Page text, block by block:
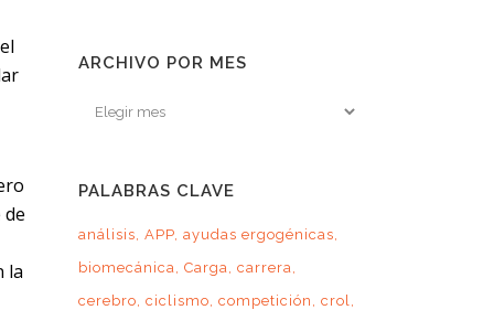
la
ARCHIVO POR MES
Archivo
PALABRAS CLAVE
análisis APP ayudas ergogénicas
biomecánica Carga carrera
cerebro ciclismo competición
crol